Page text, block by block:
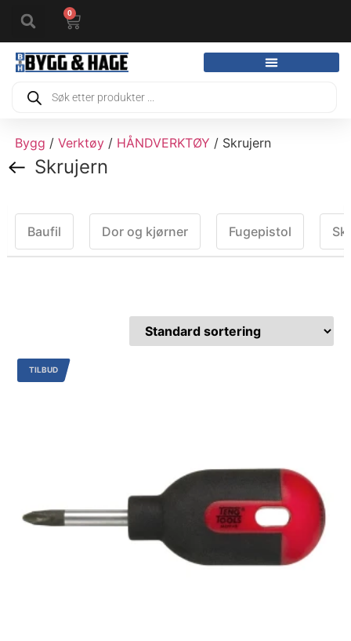
0
Bygg / Verktøy/ HÅNDVERKTØY / Skrujern
Skrujern
Baufil Dor og kjørner Fugepistol
TILBUD